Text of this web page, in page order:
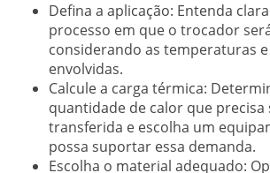
Defina a aplicação: Entenda
processo em que o trocador
considerando as temperaturas
envolvidas.
Calcule a carga térmica:
quantidade de calor que precisa
transferida e escolha um
possa suportar essa demanda.
Escolha o material adequado: